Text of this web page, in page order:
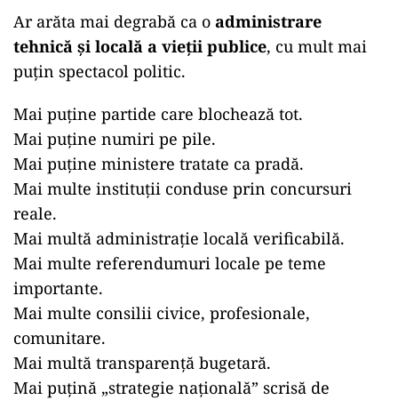
Ar arăta mai degrabă ca o administrare
tehnică și locală a vieții publice, cu mult mai
puțin spectacol politic.
Mai puține partide care blochează tot.
Mai puține numiri pe pile.
Mai puține ministere tratate ca pradă.
Mai multe instituții conduse prin concursuri
reale.
Mai multă administrație locală verificabilă.
Mai multe referendumuri locale pe teme
importante.
Mai multe consilii civice, profesionale,
comunitare.
Mai multă transparență bugetară.
Mai puțină „strategie națională” scrisă de